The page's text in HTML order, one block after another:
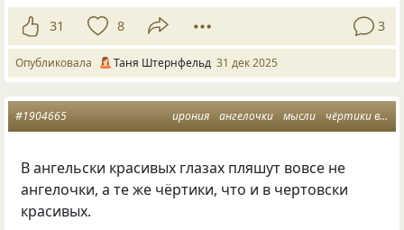
31 8 3
Опубликовала Таня Штернфельд 31 дек 2025
ирония ангелочки мысли чёртики в глазах
#1904665
В ангельски красивых глазах пляшут вовсе не
ангелочки, а те же чёртики, что и в чертовски
красивых.